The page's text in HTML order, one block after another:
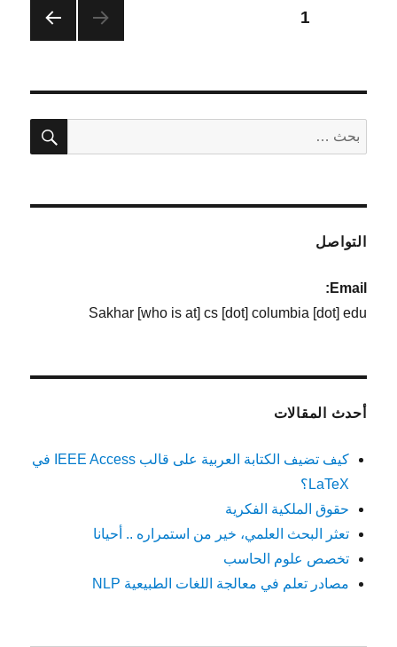
Posts
الصفحة1
عن:
بحث
التواصل
Email:
Sakhar [who is at] cs [dot] columbia [dot] edu
أحدث المقالات
كيف تضيف الكتابة العربية على قالب IEEE Access في
LaTeX؟
حقوق الملكية الفكرية
تعثر البحث العلمي، خير من استمراره .. أحيانا
تخصص علوم الحاسب
مصادر تعلم في معالجة اللغات الطبيعية NLP